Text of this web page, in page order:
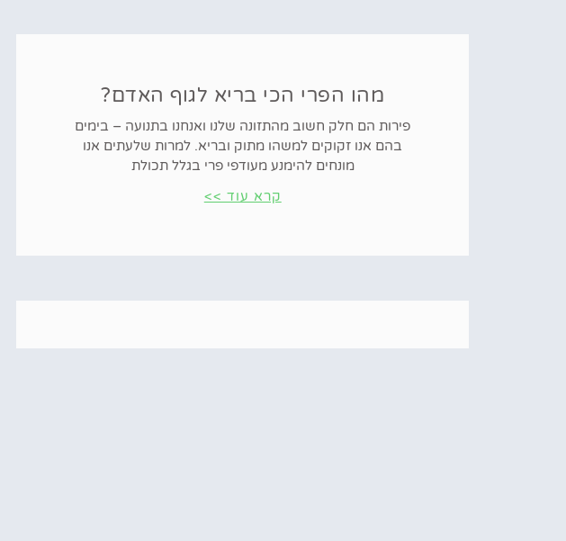
מהו הפרי הכי בריא לגוף האדם?
פירות הם חלק חשוב מהתזונה שלנו ואנחנו בתנועה – בימים
בהם אנו זקוקים למשהו מתוק ובריא. למרות שלעתים אנו
מונחים להימנע מעודפי פרי בגלל תכולת
קרא עוד >>